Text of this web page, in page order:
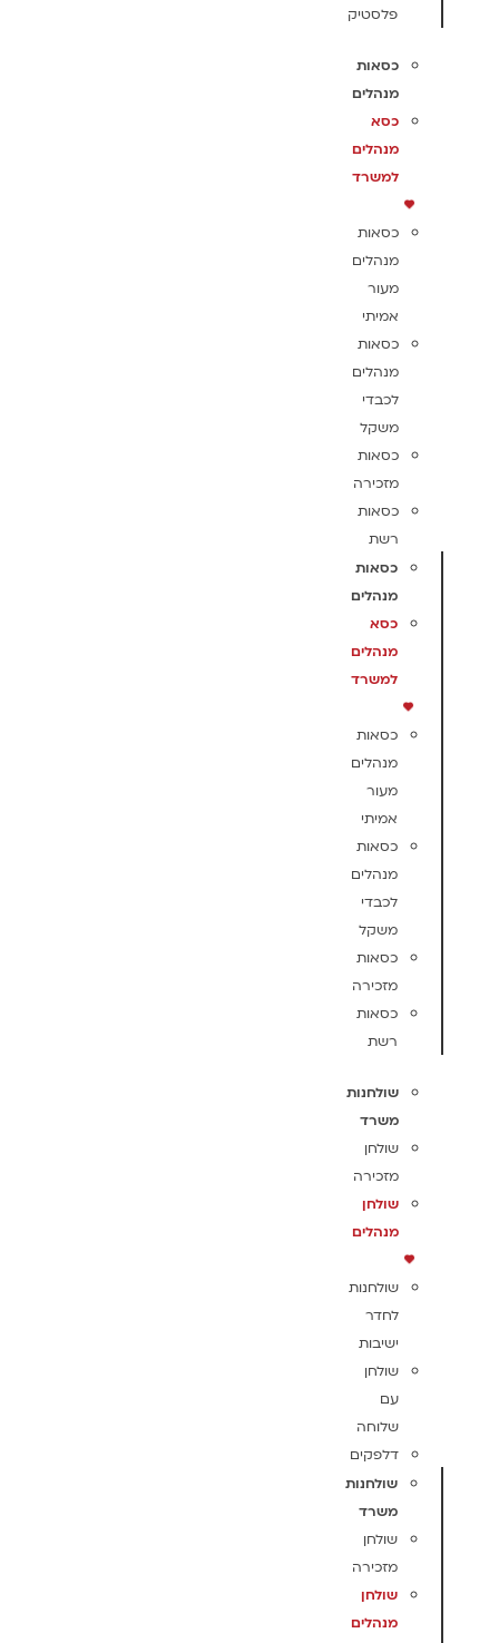
פלסטיק
כסאות
מנהלים
כסא
מנהלים
למשרד
כסאות
מנהלים
מעור
אמיתי
כסאות
מנהלים
לכבדי
משקל
כסאות
מזכירה
כסאות
רשת
כסאות
מנהלים
כסא
מנהלים
למשרד
כסאות
מנהלים
מעור
אמיתי
כסאות
מנהלים
לכבדי
משקל
כסאות
מזכירה
כסאות
רשת
שולחנות
משרד
שולחן
מזכירה
שולחן
מנהלים
שולחנות
לחדר
ישיבות
שולחן
עם
שלוחה
דלפקים
שולחנות
משרד
שולחן
מזכירה
שולחן
מנהלים